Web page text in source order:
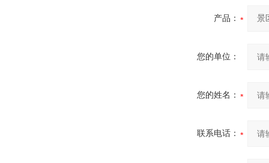
产品：
您的单位：
您的姓名：
联系电话：